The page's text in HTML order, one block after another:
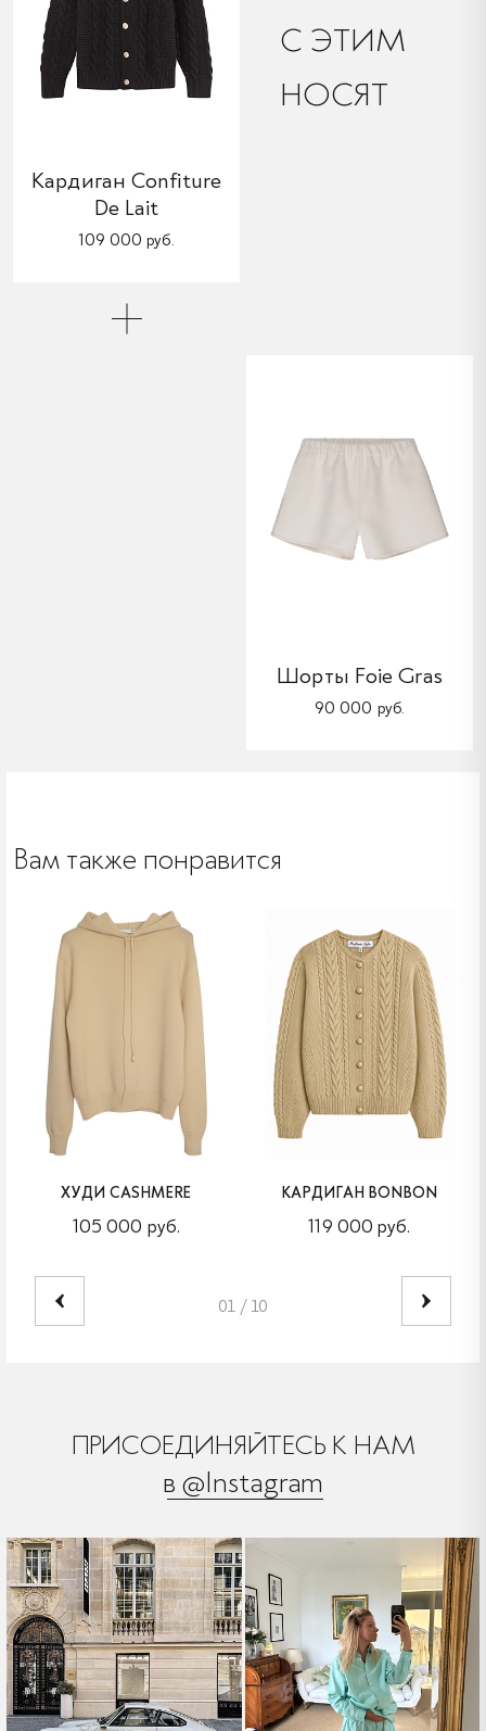
C ЭТИМ
НОСЯТ
Кардиган Confiture
De Lait
109 000 руб.
Шорты Foie Gras
90 000 руб.
Вам также понравится
ХУДИ CASHMERE
105 000 руб.
КАРДИГАН BONBON
119 000 руб.
01 / 10
ПРИСОЕДИНЯЙТЕСЬ К НАМ
в @Instagram